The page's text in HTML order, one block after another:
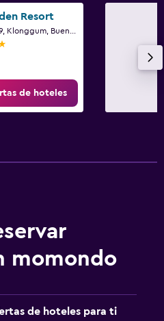
Resort
de hoteles
momondo
de hoteles para ti